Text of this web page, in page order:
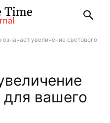
означает увеличение светового
для вашего